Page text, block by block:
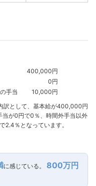
400,000円
0円
手当
10,000円
訳として、基本給が400,000円
当が0円で0％、時間外手当以外
2.4％となっています。
に感じている。 800万円